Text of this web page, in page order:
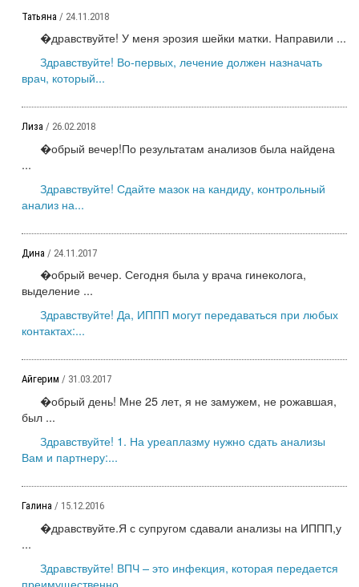
Татьяна / 24.11.2018
�дравствуйте! У меня эрозия шейки матки. Направили ...
Здравствуйте! Во-первых, лечение должен назначать
врач, который...
Лиза / 26.02.2018
�обрый вечер!По результатам анализов была найдена
...
Здравствуйте! Сдайте мазок на кандиду, контрольный
анализ на...
Дина / 24.11.2017
�обрый вечер. Сегодня была у врача гинеколога,
выделение ...
Здравствуйте! Да, ИППП могут передаваться при любых
контактах:...
Айгерим / 31.03.2017
�обрый день! Мне 25 лет, я не замужем, не рожавшая,
был ...
Здравствуйте! 1. На уреаплазму нужно сдать анализы
Вам и партнеру:...
Галина / 15.12.2016
�дравствуйте.Я с супругом сдавали анализы на ИППП,у
...
Здравствуйте! ВПЧ – это инфекция, которая передается
преимущественно...